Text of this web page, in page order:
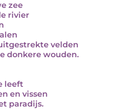
zee
rivier
velden
donkere wouden.
leeft
en vissen
paradijs.